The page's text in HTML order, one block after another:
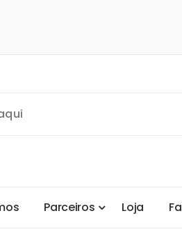
os Parceiros Loja Fa